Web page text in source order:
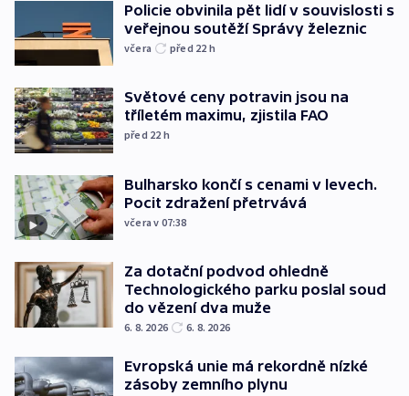
Policie obvinila pět lidí v souvislosti s
veřejnou soutěží Správy železnic
včera před 22 h
Světové ceny potravin jsou na
tříletém maximu, zjistila FAO
před 22 h
Bulharsko končí s cenami v levech.
Pocit zdražení přetrvává
včera v 07:38
Za dotační podvod ohledně
Technologického parku poslal soud
do vězení dva muže
6. 8. 2026 6. 8. 2026
Evropská unie má rekordně nízké
zásoby zemního plynu